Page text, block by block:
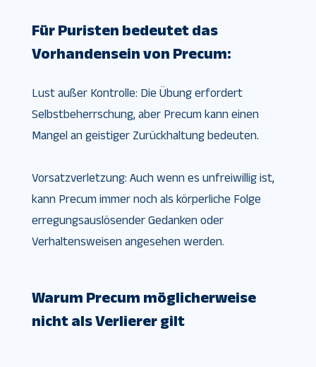
Für Puristen bedeutet das
Vorhandensein von Precum:
Lust außer Kontrolle: Die Übung erfordert
Selbstbeherrschung, aber Precum kann einen
Mangel an geistiger Zurückhaltung bedeuten.
Vorsatzverletzung: Auch wenn es unfreiwillig ist,
kann Precum immer noch als körperliche Folge
erregungsauslösender Gedanken oder
Verhaltensweisen angesehen werden.
Warum Precum möglicherweise
nicht als Verlierer gilt